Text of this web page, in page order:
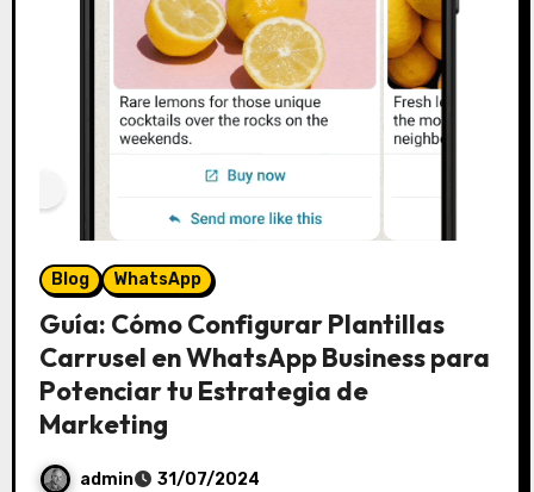
Blog WhatsApp
Guía: Cómo Configurar Plantillas
Carrusel en WhatsApp Business para
Potenciar tu Estrategia de
Marketing
admin 31/07/2024